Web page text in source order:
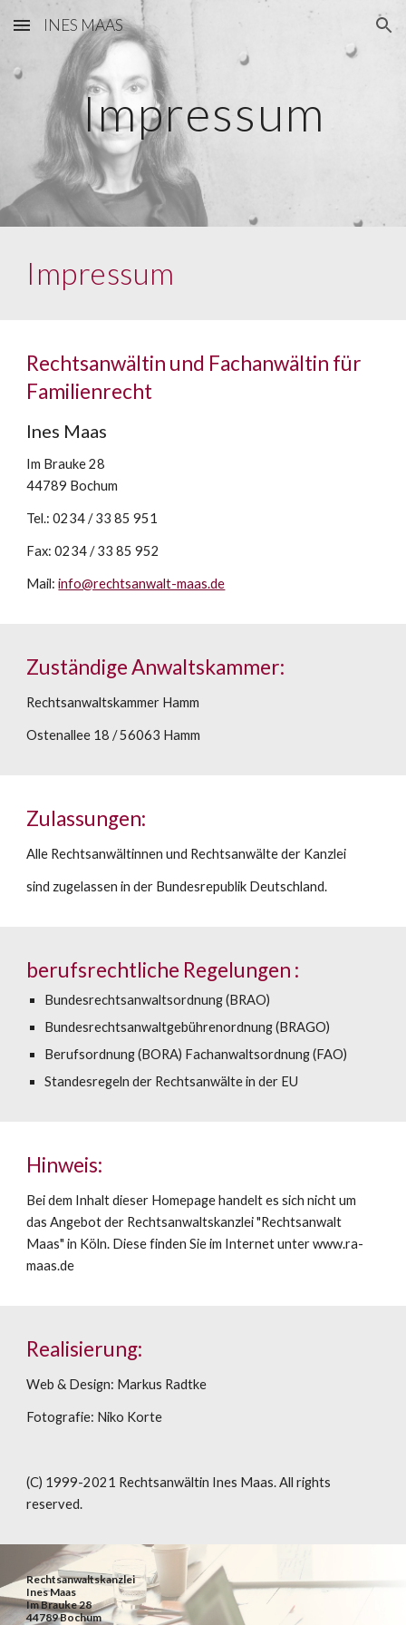
Skip to main content Skip to navigation
INES MAAS
Impressum
Impressum
Rechtsanwältin und Fachanwältin für
Familienrecht
Ines Maas
Im Brauke 28
44789 Bochum
Tel.: 0234 / 33 85 951
Fax: 0234 / 33 85 952
Mail: info@rechtsanwalt-maas.de
Zuständige Anwaltskammer:
Rechtsanwaltskammer Hamm
Ostenallee 18 / 56063 Hamm
Zulassungen:
Alle Rechtsanwältinnen und Rechtsanwälte der Kanzlei
sind zugelassen in der Bundesrepublik Deutschland.
berufsrechtliche Regelungen :
Bundesrechtsanwaltsordnung (BRAO)
Bundesrechtsanwaltgebührenordnung (BRAGO)
Berufsordnung (BORA) Fachanwaltsordnung (FAO)
Standesregeln der Rechtsanwälte in der EU
Hinweis:
Bei dem Inhalt dieser Homepage handelt es sich nicht um
das Angebot der Rechtsanwaltskanzlei "Rechtsanwalt
Maas" in Köln. Diese finden Sie im Internet unter www.ra-
maas.de
Realisierung:
Web & Design: Markus Radtke
Fotografie: Niko Korte
(C) 1999-2021 Rechtsanwältin Ines Maas. All rights
reserved.
Rechtsanwaltskanzlei
Ines Maas
Im Brauke 28
44789 Bochum